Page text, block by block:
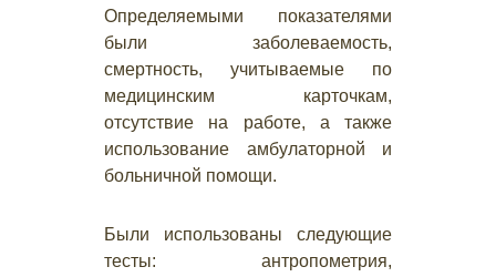
Определяемыми показателями
были заболеваемость,
смертность, учитываемые по
медицинским карточкам,
отсутствие на работе, а также
использование амбулаторной и
больничной помощи.
Были использованы следующие
тесты: антропометрия,